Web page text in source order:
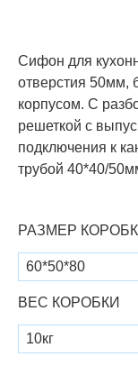
Сифон для
отверстия 50мм,
корпусом. С
решеткой с
подключения к
трубой 40*40/
РАЗМЕР
ВЕС КОРОБКИ